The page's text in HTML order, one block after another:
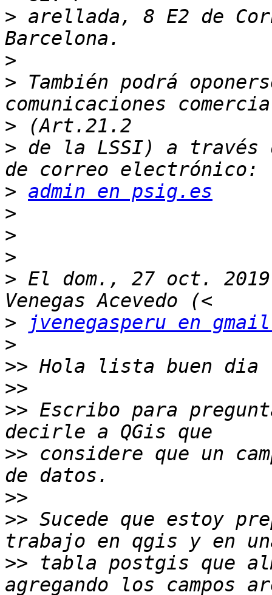
> arellada, 8 E2 de
>
> También podrá
>
> de la LSSI) a
> admin en psig.es
>
>
>
> El dom., 27 oct.
>
jvenegasperu en
>
>>
>>
>> Escribo para
>> considere que un
>>
>> Sucede que estoy
>> tabla postgis que